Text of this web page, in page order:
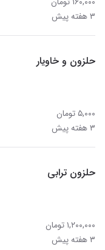
۳ هفته پیش
حلزون و خاویار
۵,۰۰۰ تومان
۳ هفته پیش
حلزون ترابی
۱,۲۰۰,۰۰۰ تومان
۳ هفته پیش